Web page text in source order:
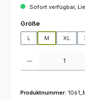
Sofort verfügbar,
Größeauswählen
L M XL
Produktnummer: